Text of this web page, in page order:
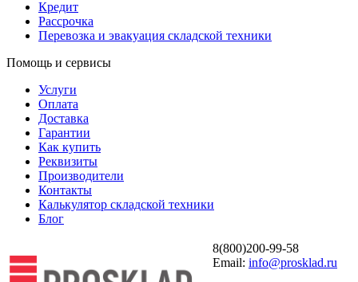
Кредит
Рассрочка
Перевозка и эвакуация складской техники
Помощь и сервисы
Услуги
Оплата
Доставка
Гарантии
Как купить
Реквизиты
Производители
Контакты
Калькулятор складской техники
Блог
8(800)200-99-58
Email: info@prosklad.ru